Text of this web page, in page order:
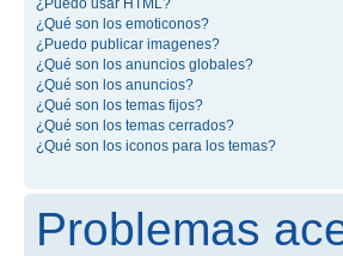
¿Puedo usar HTML?
¿Qué son los emoticonos?
¿Puedo publicar imagenes?
¿Qué son los anuncios globales?
¿Qué son los anuncios?
¿Qué son los temas fijos?
¿Qué son los temas cerrados?
¿Qué son los iconos para los temas?
Problemas